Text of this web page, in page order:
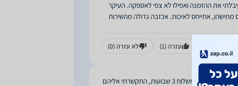
עבודה בעיניים. חלפו 5 ימי עבודה, לא קיבלתי את ההזמנה ואפילו לא צפי לאספקה. העיקר
אתייחס לאיכות. אכזבה גדולה מהשירות
עזרה(1) לא עזרה(0)
קניתי מוצר שהגיע פג תוקף, פניתי לשרות לקוחות, אמרו שישלחו עוד פריט ללא תשלום. מחכה למשלוח 3 שבועות, התקשרתי אליהם